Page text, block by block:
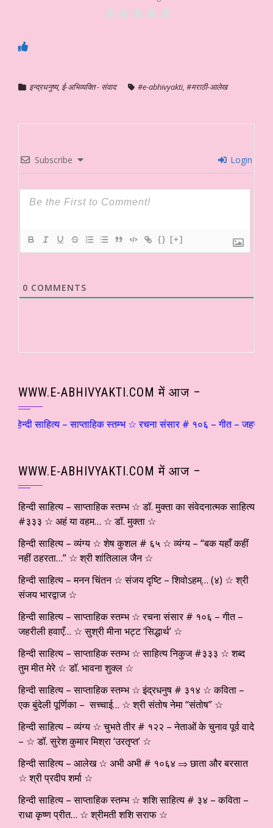
इन्द्रधनुष्य, ई-अभिव्यक्ति - संवाद #e-abhivyakti, #मराठी-आलेख
Subscribe Login
{} [+]
0 COMMENTS
WWW.E-ABHIVYAKTI.COM में आज –
साप्ताहिक स्तम्भ ☆ रचना संसार # १०६ – गीत – जहरीली
WWW.E-ABHIVYAKTI.COM में आज –
हिन्दी साहित्य – साप्ताहिक स्तम्भ ☆ डॉ. मुक्ता का संवेदनात्मक साहित्य
#३३३ ☆ अहं या वहम… ☆ डॉ. मुक्ता ☆
हिन्दी साहित्य – व्यंग्य ☆ शेष कुशल # ६५ ☆ व्यंग्य – “बक यहाँ कहीं
नहीं ठहरता…” ☆ श्री शांतिलाल जैन ☆
हिन्दी साहित्य – मनन चिंतन ☆ संजय दृष्टि – शिवोऽहम्… (४) ☆ श्री
संजय भारद्वाज ☆
हिन्दी साहित्य – साप्ताहिक स्तम्भ ☆ रचना संसार # १०६ – गीत –
जहरीली हवाएँ… ☆ सुश्री मीना भट्ट ‘सिद्धार्थ’ ☆
हिन्दी साहित्य – साप्ताहिक स्तम्भ ☆ साहित्य निकुज #३३३ ☆ शब्द
तुम मीत मेरे ☆ डॉ. भावना शुक्ल ☆
हिन्दी साहित्य – साप्ताहिक स्तम्भ ☆ इंद्रधनुष # ३१४ ☆ कविता –
एक बुंदेली पूर्णिका – सच्चाई… ☆ श्री संतोष नेमा “संतोष” ☆
हिन्दी साहित्य – व्यंग्य ☆ चुभते तीर # १२२ – नेताओं के चुनाव पूर्व वादे
– ☆ डॉ. सुरेश कुमार मिश्रा ‘उरतृप्त’ ☆
हिन्दी साहित्य – आलेख ☆ अभी अभी # १०६४ ⇒ छाता और बरसात
☆ श्री प्रदीप शर्मा ☆
हिन्दी साहित्य – साप्ताहिक स्तम्भ ☆ शशि साहित्य # ३४ – कविता –
राधा कृष्ण प्रीत… ☆ श्रीमती शशि सराफ ☆